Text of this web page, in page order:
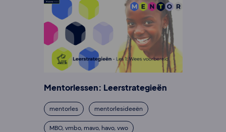
Mentorlessen: Leerstrategieën
mentorles mentorlesideeën
MBO, vmbo, mavo, havo, vwo